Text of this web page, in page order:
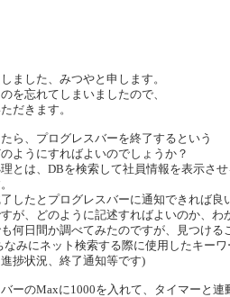
ました、みつやと申します。
を忘れてしまいましたので、
だきます。
ら、プログレスバーを終了するという
ようにすればよいのでしょうか？
とは、DBを検索して社員情報を表示させ
したとプログレスバーに通知できれば良
が、どのように記述すればよいのか、わ
何日間か調べてみたのですが、見つける
なみにネット検索する際に使用したキーワ
捗状況、終了通知等です)
ーのMaxに1000を入れて、タイマーと連